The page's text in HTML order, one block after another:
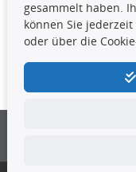
Kontakt
4yourcar GmbH |
gesammelt haben.
können Sie
oder über die